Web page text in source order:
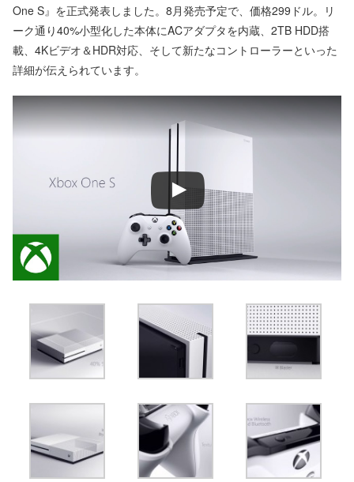
One S』を正式発表しました。8月発売予定で、価格299ドル。リ
ーク通り40%小型化した本体にACアダプタを内蔵、2TB HDD搭
載、4Kビデオ＆HDR対応、そして新たなコントローラーといった
詳細が伝えられています。